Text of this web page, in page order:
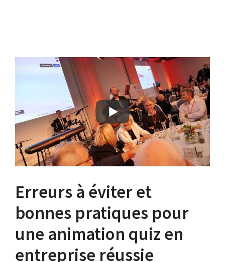
Erreurs à éviter et
bonnes pratiques pour
une animation quiz en
entreprise réussie